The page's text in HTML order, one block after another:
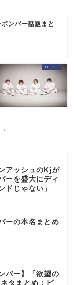
ンバー話題まと
アッシュのKjが
ーを盛大にディ
ドじゃない」
ーの本名まとめ
バー】「欲望の
タまとめ：ビ